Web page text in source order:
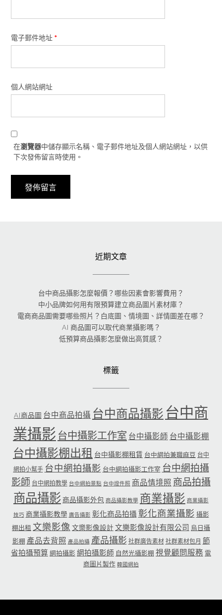
電子郵件地址 *
個人網站網址
在瀏覽器中儲存顯示名稱、電子郵件地址及個人網站網址，以供
下次發佈留言時使用。
近期文章
台中商品攝影怎麼報價？哪些因素會影響費用？
中小品牌如何用有限預算建立商品圖片素材庫？
電商商品圖需要哪些照片？白底圖、情境圖、詳情圖差在哪？
AI 商品圖可以取代商業攝影嗎？
低預算商品攝影怎麼做出高質感？
標籤
AI商品圖 台中商品拍攝 台中商品攝影 台中商
業攝影 台中攝影工作室 台中攝影師 台中攝影棚
台中攝影棚出租 台中攝影棚租賃 台中網拍兼職麻豆 台中
網拍小幫手 台中網拍攝影 台中網拍攝影工作室 台中網拍攝
影師 台中網拍教學 台中網拍景點 台中證件照 商品情境照 商品拍攝
商品攝影商品攝影外包 商品攝影教學 商業攝影 商業攝影
技巧 商業攝影教學 廣告攝影 彰化商品拍攝 彰化商業攝影 攝影
棚出租 文樂影像 文樂影像設計文樂影像設計有限公司 烏日攝
影棚 產品去背照 產品拍攝 產品攝影 社群廣告素材 社群素材包月 節
省拍攝預算 網拍攝影 網拍攝影師 自然光攝影棚 視覺顧問服務 電
商圖片製作 韓國網拍